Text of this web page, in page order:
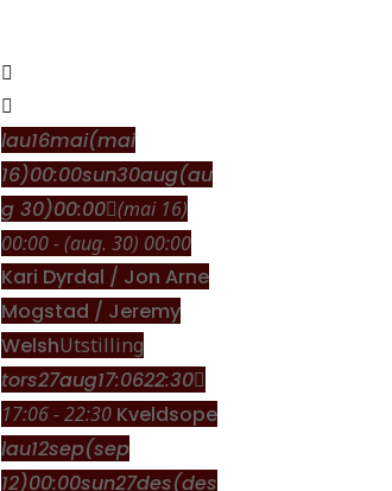
lau16mai(mai
16)00:00sun30aug(au
g 30)00:00 (mai 16)
00:00 - (aug. 30) 00:00
Kari Dyrdal / Jon Arne
Mogstad / Jeremy
WelshUtstilling
tors27aug17:0622:30
17:06 - 22:30 Kveldsope
lau12sep(sep
12)00:00sun27des(des